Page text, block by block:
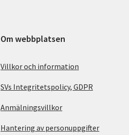
Om webbplatsen
Villkor och information
SVs Integritetspolicy, GDPR
Anmälningsvillkor
Hantering av personuppgifter